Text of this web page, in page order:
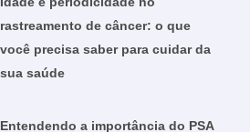
rastreamento de câncer: o que
você precisa saber para cuidar da
sua saúde
Entendendo a importância do PSA